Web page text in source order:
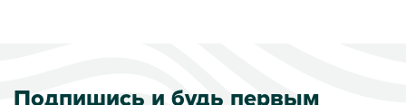
Подпишись и будь первым